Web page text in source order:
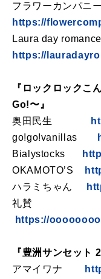
フラワーカンパニ
https://
Laura day
https://
『ロックロックこ
Go!〜』
奥田民生
go!go!vanillas
Bialystocks
OKAMOTO’S
ハラミちゃん
礼賛
https://
『豊洲サンセット
アマイワナ